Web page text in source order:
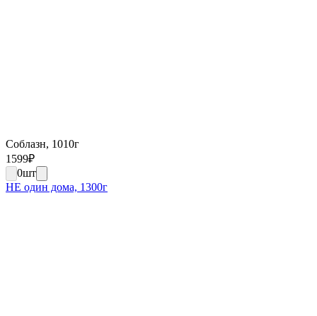
Соблазн, 1010г
1599₽
0шт
НЕ один дома, 1300г